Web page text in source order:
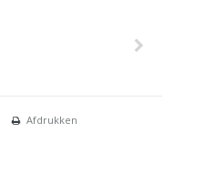
Afdrukken